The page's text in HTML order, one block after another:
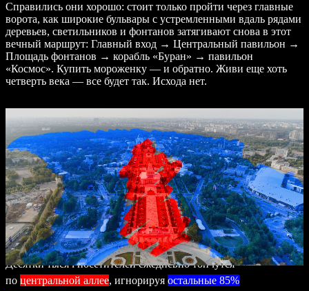
Справились они хорошо: стоит только пройти через главные
ворота, как широкие бульвары с устремленными вдаль рядами
деревьев, светильников и фонтанов затягивают снова в этот
вечный маршрут: Главный вход → Центральный павильон →
Площадь фонтанов → корабль «Буран» → павильон
«Космос». Купить мороженку — и обратно. Живи еще хоть
четверть века — все будет так. Исхода нет.
Десятки тысяч посетителей ежедневно топчутся
по центральной аллее, игнорируя остальные 85%